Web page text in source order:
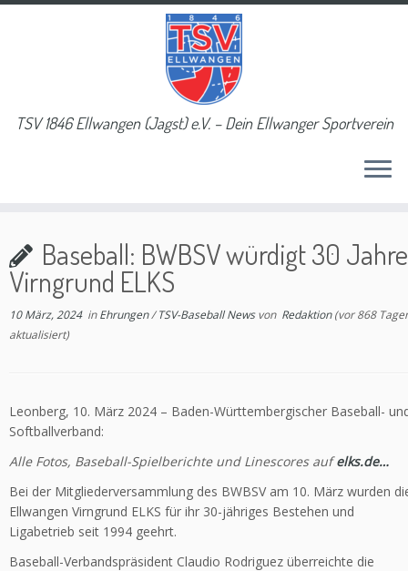
TSV 1846 Ellwangen (Jagst) e.V. – Dein Ellwanger Sportverein
Baseball: BWBSV würdigt 30 Jahre
Virngrund ELKS
10 März, 2024inEhrungen/TSV-Baseball Newsvon Redaktion(vor 868
aktualisiert)
Leonberg, 10. März 2024 – Baden-Württembergischer Baseball-
Softballverband:
Alle Fotos, Baseball-Spielberichte und Linescores aufelks.de…
Bei der Mitgliederversammlung des BWBSV am 10. März wurden
Ellwangen Virngrund ELKS für ihr 30-jähriges Bestehen und
Ligabetrieb seit 1994 geehrt.
Baseball-Verbandspräsident Claudio Rodriguez überreichte die